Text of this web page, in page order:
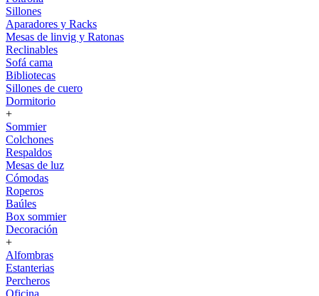
Sillones
Aparadores y Racks
Mesas de linvig y Ratonas
Reclinables
Sofá cama
Bibliotecas
Sillones de cuero
Dormitorio
+
Sommier
Colchones
Respaldos
Mesas de luz
Cómodas
Roperos
Baúles
Box sommier
Decoración
+
Alfombras
Estanterias
Percheros
Oficina